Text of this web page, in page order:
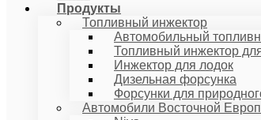
Продукты
Топливный инжектор
Автомобильный
Топливный инжектор
Инжектор для лодок
Дизельная форсунка
Форсунки для
Автомобили Восточной